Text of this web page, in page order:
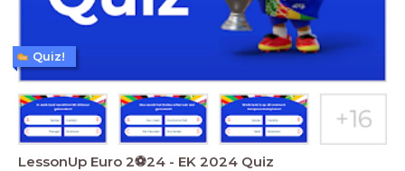
LessonUp Euro 2⚽️24 - EK 2024 Quiz
Quiz!